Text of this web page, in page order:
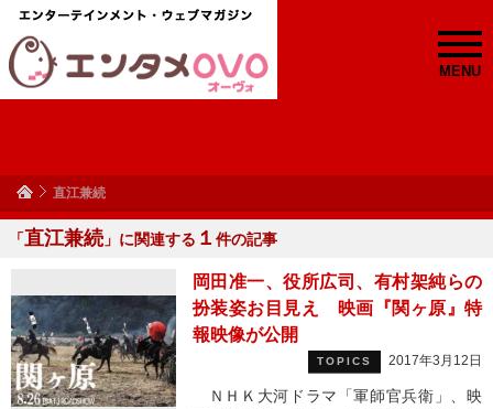
MENU
直江兼続
「直江兼続 」に関連する １ 件の記事
岡田准一、役所広司、有村架純らの
扮装姿お目見え 映画『関ヶ原』特
報映像が公開
TOPICS 2017年3月12日
ＮＨＫ大河ドラマ「軍師官兵衛」、映